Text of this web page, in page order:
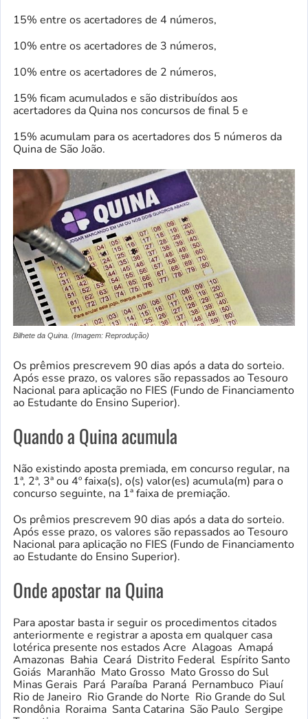
15% entre os acertadores de 4 números,
10% entre os acertadores de 3 números,
10% entre os acertadores de 2 números,
15% ficam acumulados e são distribuídos aos
acertadores da Quina nos concursos de final 5 e
15% acumulam para os acertadores dos 5 números da
Quina de São João.
Bilhete da Quina. (Imagem: Reprodução)
Os prêmios prescrevem 90 dias após a data do sorteio.
Após esse prazo, os valores são repassados ao Tesouro
Nacional para aplicação no FIES (Fundo de Financiamento
ao Estudante do Ensino Superior).
Quando a Quina acumula
Não existindo aposta premiada, em concurso regular, na
1ª, 2ª, 3ª ou 4º faixa(s), o(s) valor(es) acumula(m) para o
concurso seguinte, na 1ª faixa de premiação.
Os prêmios prescrevem 90 dias após a data do sorteio.
Após esse prazo, os valores são repassados ao Tesouro
Nacional para aplicação no FIES (Fundo de Financiamento
ao Estudante do Ensino Superior).
Onde apostar na Quina
Para apostar basta ir seguir os procedimentos citados
anteriormente e registrar a aposta em qualquer casa
lotérica presente nos estados Acre Alagoas Amapá
Amazonas Bahia Ceará Distrito Federal Espírito Santo
Goiás Maranhão Mato Grosso Mato Grosso do Sul
Minas Gerais Pará Paraíba Paraná Pernambuco Piauí
Rio de Janeiro Rio Grande do Norte Rio Grande do Sul
Rondônia Roraima Santa Catarina São Paulo Sergipe